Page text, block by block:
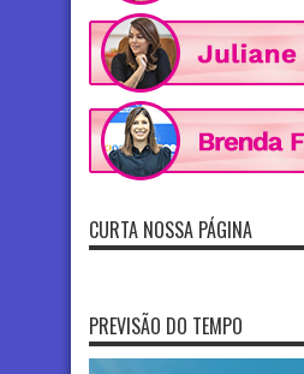
CURTA NOSSA PÁGINA
PREVISÃO DO TEMPO